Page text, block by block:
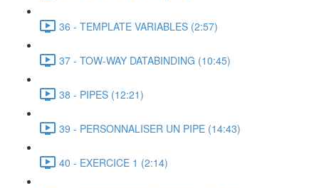
36 - TEMPLATE VARIABLES (2:57)
37 - TOW-WAY DATABINDING (10:45)
38 - PIPES (12:21)
39 - PERSONNALISER UN PIPE (14:43)
40 - EXERCICE 1 (2:14)